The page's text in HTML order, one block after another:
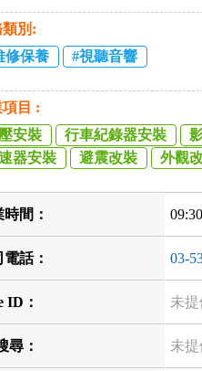
類別:
修保養
視聽音響
目 :
安裝
行車紀錄器安裝
器安裝
避震改裝 外觀
間：
話： 03-
ID： 未
尋： 未